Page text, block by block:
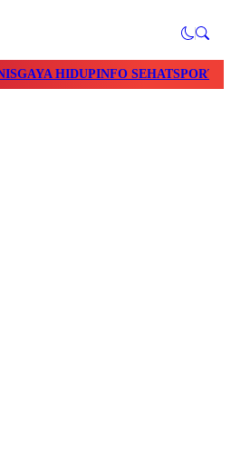
GAYA HIDUPINFO SEHATSPORTS